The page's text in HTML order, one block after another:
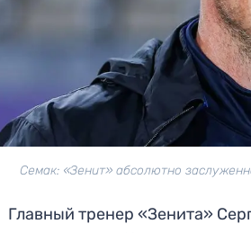
Семак: «Зенит» абсолютно
Главный тренер «Зенита»